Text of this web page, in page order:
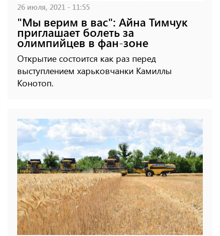
26 июля, 2021 - 11:55
"Мы верим в вас": Айна Тимчук
приглашает болеть за
олимпийцев в фан-зоне
Открытие состоится как раз перед
выступлением харьковчанки Камиллы
Конотоп.